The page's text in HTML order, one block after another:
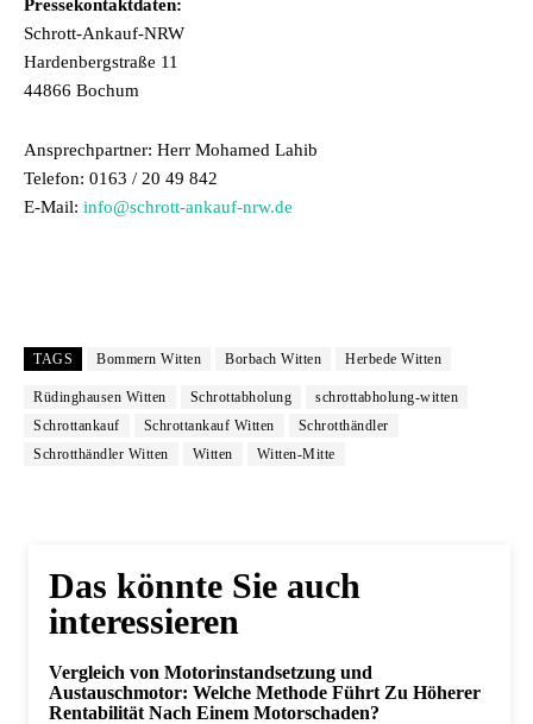
Pressekontaktdaten:
Schrott-Ankauf-NRW
Hardenbergstraße 11
44866 Bochum
Ansprechpartner: Herr Mohamed Lahib
Telefon: 0163 / 20 49 842
E-Mail: info@schrott-ankauf-nrw.de
TAGS Bommern Witten Borbach Witten Herbede Witten
Rüdinghausen Witten Schrottabholung
schrottabholung-witten
Schrottankauf
Schrottankauf Witten
Schrotthändler
Schrotthändler Witten
Witten Witten-Mitte
Das könnte Sie auch
interessieren
Vergleich von Motorinstandsetzung und
Austauschmotor: Welche Methode Führt Zu Höherer
Rentabilität Nach Einem Motorschaden?